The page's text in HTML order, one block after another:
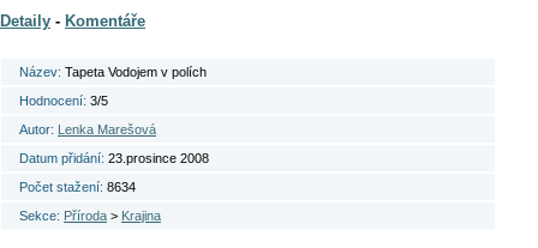
Detaily - Komentáře
Název: Tapeta Vodojem v polích
Hodnocení: 3/5
Autor: Lenka Marešová
Datum přidání: 23.prosince 2008
Počet stažení: 8634
Sekce: Příroda > Krajina